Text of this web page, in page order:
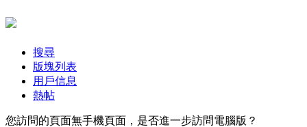
搜尋
版塊列表
用戶信息
熱帖
您訪問的頁面無手機頁面，是否進一步訪問電腦版？